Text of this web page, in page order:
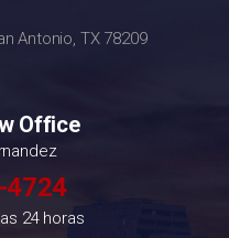
Antonio, TX 78209
Office
4724
24 horas